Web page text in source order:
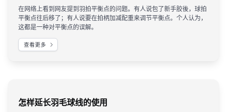
在网络上看到网友提到羽拍平衡点的问题。有人说包了新手胶後，球拍
平衡点往后移了；有人说要在拍柄加减配重来调节平衡点。个人认为，
这都是一种对平衡点的误解。
查看更多
怎样延长羽毛球线的使用